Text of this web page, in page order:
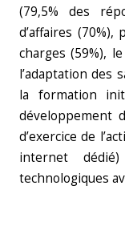
(79,5% des
d’affaires (70%),
charges (59%),
l’adaptation des
la formation
développement
d’exercice de
internet
technologiques